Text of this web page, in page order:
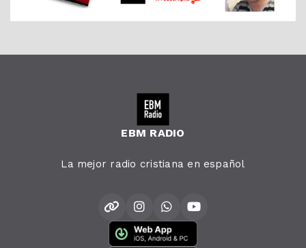
EBM RADIO
La mejor radio cristiana en español